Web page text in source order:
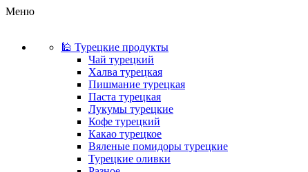
Меню
🕌 Турецкие продукты
Чай турецкий
Халва турецкая
Пишмание турецкая
Паста турецкая
Лукумы турецкие
Кофе турецкий
Какао турецкое
Вяленые помидоры турецкие
Турецкие оливки